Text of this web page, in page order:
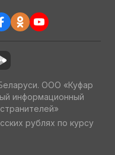
ООО «Куфар
информационный
рублях по курсу